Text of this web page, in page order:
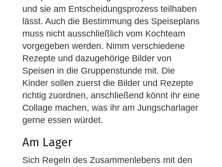
und sie am Entscheidungsprozess teilhaben
lässt. Auch die Bestimmung des Speiseplans
muss nicht ausschließlich vom Kochteam
vorgegeben werden. Nimm verschiedene
Rezepte und dazugehörige Bilder von
Speisen in die Gruppenstunde mit. Die
Kinder sollen zuerst die Bilder und Rezepte
richtig zuordnen, anschließend könnt ihr eine
Collage machen, was ihr am Jungscharlager
gerne essen würdet.
Am Lager
Sich Regeln des Zusammenlebens mit den